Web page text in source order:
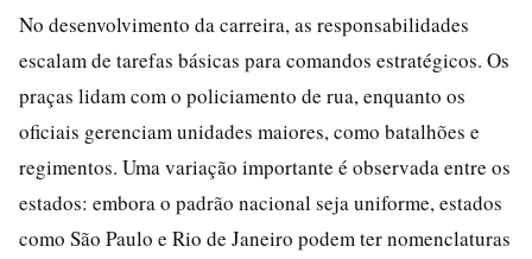
No desenvolvimento da carreira, as responsabilidades
escalam de tarefas básicas para comandos estratégicos. Os
praças lidam com o policiamento de rua, enquanto os
oficiais gerenciam unidades maiores, como batalhões e
regimentos. Uma variação importante é observada entre os
estados: embora o padrão nacional seja uniforme, estados
como São Paulo e Rio de Janeiro podem ter nomenclaturas